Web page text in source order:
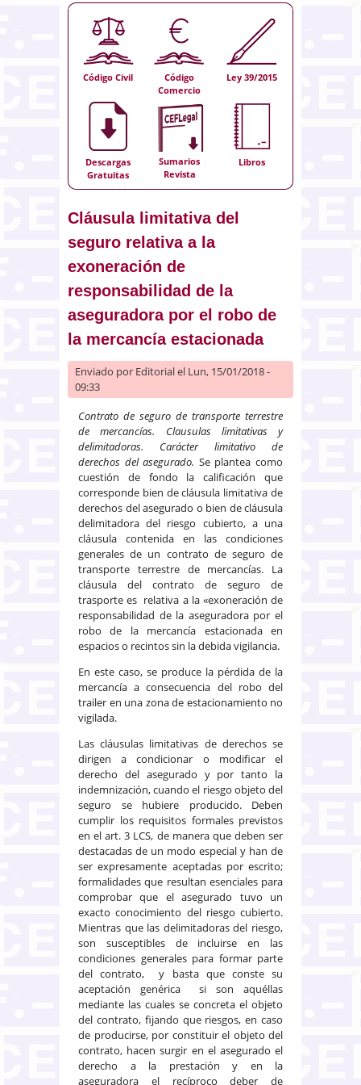
Código Civil
Código
Comercio
Ley 39/2015
Descargas
Gratuitas
Sumarios
Revista
Libros
Cláusula limitativa del
seguro relativa a la
exoneración de
responsabilidad de la
aseguradora por el robo de
la mercancía estacionada
Enviado por Editorialel Lun, 15/01/2018 -
09:33
Contrato de seguro de transporte terrestre
de mercancías. Clausulas limitativas y
delimitadoras. Carácter limitativo de
derechos del asegurado. Se plantea como
cuestión de fondo la calificación que
corresponde bien de cláusula limitativa de
derechos del asegurado o bien de cláusula
delimitadora del riesgo cubierto, a una
cláusula contenida en las condiciones
generales de un contrato de seguro de
transporte terrestre de mercancías. La
cláusula del contrato de seguro de
trasporte es relativa a la «exoneración de
responsabilidad de la aseguradora por el
robo de la mercancía estacionada en
espacios o recintos sin la debida vigilancia.
En este caso, se produce la pérdida de la
mercancía a consecuencia del robo del
trailer en una zona de estacionamiento no
vigilada.
Las cláusulas limitativas de derechos se
dirigen a condicionar o modificar el
derecho del asegurado y por tanto la
indemnización, cuando el riesgo objeto del
seguro se hubiere producido. Deben
cumplir los requisitos formales previstos
en el art. 3 LCS, de manera que deben ser
destacadas de un modo especial y han de
ser expresamente aceptadas por escrito;
formalidades que resultan esenciales para
comprobar que el asegurado tuvo un
exacto conocimiento del riesgo cubierto.
Mientras que las delimitadoras del riesgo,
son susceptibles de incluirse en las
condiciones generales para formar parte
del contrato, y basta que conste su
aceptación genérica si son aquéllas
mediante las cuales se concreta el objeto
del contrato, fijando que riesgos, en caso
de producirse, por constituir el objeto del
contrato, hacen surgir en el asegurado el
derecho a la prestación y en la
aseguradora el recíproco deber de